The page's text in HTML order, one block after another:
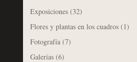
Exposiciones(32)
Flores y plantas en los cuadros(1)
Fotografía(7)
Galerías(6)